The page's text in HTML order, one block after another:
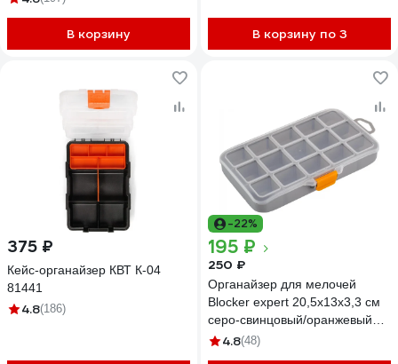
В корзину В корзину по 3
375 ₽
Кейс-органайзер КВТ К-04
81441
4.8(186)
-22%
195 ₽
250 ₽
Органайзер для мелочей
Blocker expert 20,5x13x3,3 см
серо-свинцовый/оранжевый
33753
4.8(48)